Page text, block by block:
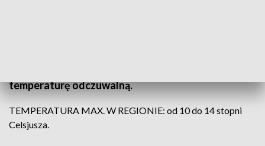
temperaturę odczuwalną.
TEMPERATURA MAX. W REGIONIE: od 10 do 14 stopni
Celsjusza.